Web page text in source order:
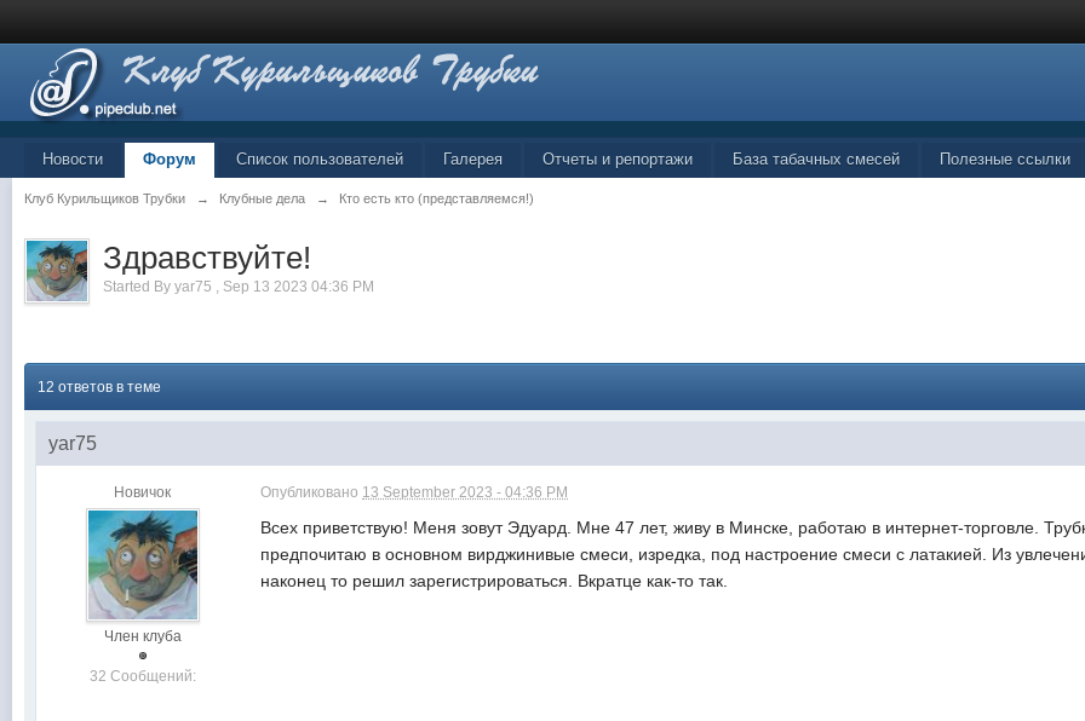
Новости Форум Список пользователей Галерея Отчеты и репортажи База табачных смесей Полезные ссылки
Клуб Курильщиков Трубки → Клубные дела → Кто есть кто (представляемся!)
Здравствуйте!
Started Byyar75 , Sep 13 2023 04:36 PM
12 ответов в теме
yar75
Новичок
Член клуба
32 Сообщений:
Опубликовано 13 September 2023 - 04:36 PM
Всех приветствую! Меня зовут Эдуард. Мне 47 лет, живу в Минске, работаю в интернет-торговле.
предпочитаю в основном вирджинивые смеси, изредка, под настроение смеси с латакией. Из
наконец то решил зарегистрироваться. Вкратце как-то так.